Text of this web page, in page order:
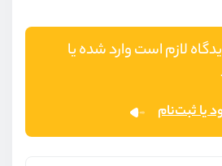
لازم است وارد شده یا
یا ثبت‌نام